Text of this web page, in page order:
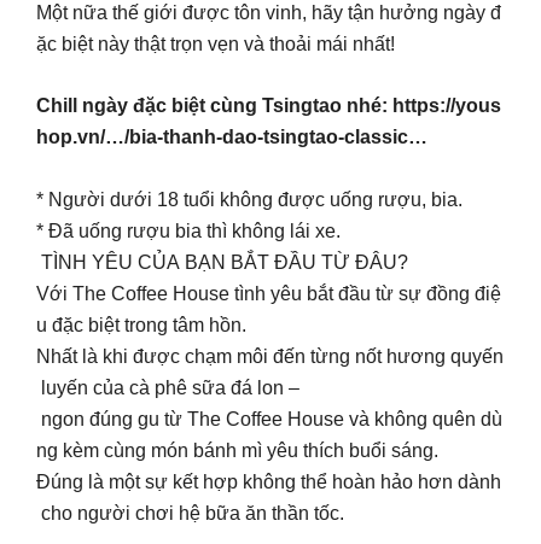
Một nữa thế giới được tôn vinh, hãy tận hưởng ngày đ
ặc biệt này thật trọn vẹn và thoải mái nhất!
Chill ngày đặc biệt cùng Tsingtao nhé: https://yous
hop.vn/…/bia-thanh-dao-tsingtao-classic…
* Người dưới 18 tuổi không được uống rượu, bia.
* Đã uống rượu bia thì không lái xe.
TÌNH YÊU CỦA BẠN BẮT ĐẦU TỪ ĐÂU?
Với The Coffee House tình yêu bắt đầu từ sự đồng điệ
u đặc biệt trong tâm hồn.
Nhất là khi được chạm môi đến từng nốt hương quyến
luyến của cà phê sữa đá lon –
ngon đúng gu từ The Coffee House và không quên dù
ng kèm cùng món bánh mì yêu thích buổi sáng.
Đúng là một sự kết hợp không thể hoàn hảo hơn dành
cho người chơi hệ bữa ăn thần tốc.